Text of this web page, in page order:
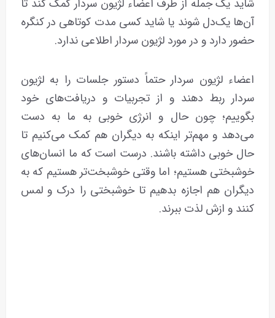
شاید یک جمله از طرف اعضاء لژیون سردار کمک کند تا
آن‌ها یک‌دل شوند یا شاید کسی مدت کوتاهی در کنگره
حضور دارد و در مورد لژیون سردار اطلاعی ندارد.
اعضاء لژیون سردار حتماً دستور جلسات را به لژیون
سردار ربط دهند و از تجربیات و دریافت‌های خود
بگوییم؛ چون حال و انرژی خوبی به ما به دست
می‌دهد و مهم‌تر اینکه به دیگران هم کمک می‌کنیم تا
حال خوبی داشته باشند. درست است که ما انسان‌های
خوشبختی هستیم؛ اما وقتی خوشبخت‌تر هستیم که به
دیگران هم اجازه بدهیم تا خوشبختی را درک و لمس
کنند و ازش لذت ببرند.